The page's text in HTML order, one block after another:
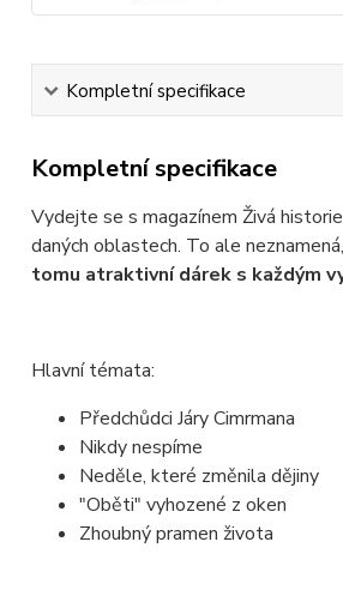
Kompletní specifikace
Kompletní specifikace
Vydejte se s magazínem Živá
daných oblastech. To ale
tomu atraktivní dárek s každým
Hlavní témata:
Předchůdci Járy Cimrmana
Nikdy nespíme
Neděle, které změnila dějiny
"Oběti" vyhozené z oken
Zhoubný pramen života